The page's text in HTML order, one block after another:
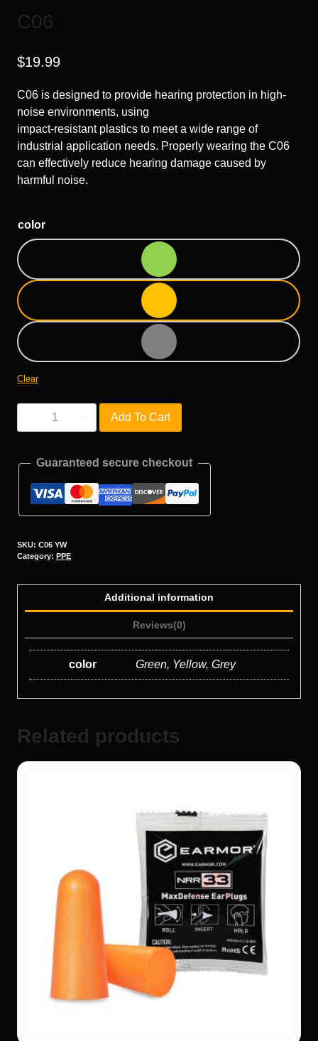
C06
$19.99
C06 is designed to provide hearing protection in high-
noise environments, using
impact-resistant plastics to meet a wide range of
industrial application needs. Properly wearing the C06
can effectively reduce hearing damage caused by
harmful noise.
color
Clear
C06
quantity
Add To Cart
Guaranteed secure checkout
SKU: C06 YW
Category: PPE
Additional information
Reviews(0)
color Green, Yellow, Grey
Related products